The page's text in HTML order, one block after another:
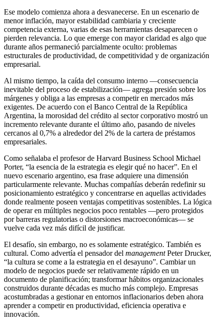
Ese modelo comienza ahora a desvanecerse. En un escenario de
menor inflación, mayor estabilidad cambiaria y creciente
competencia externa, varias de esas herramientas desaparecen o
pierden relevancia. Lo que emerge con mayor claridad es algo que
durante años permaneció parcialmente oculto: problemas
estructurales de productividad, de competitividad y de organización
empresarial.
Al mismo tiempo, la caída del consumo interno —consecuencia
inevitable del proceso de estabilización— agrega presión sobre los
márgenes y obliga a las empresas a competir en mercados más
exigentes. De acuerdo con el Banco Central de la República
Argentina, la morosidad del crédito al sector corporativo mostró un
incremento relevante durante el último año, pasando de niveles
cercanos al 0,7% a alrededor del 2% de la cartera de préstamos
empresariales.
Como señalaba el profesor de Harvard Business School Michael
Porter, “la esencia de la estrategia es elegir qué no hacer”. En el
nuevo escenario argentino, esa frase adquiere una dimensión
particularmente relevante. Muchas compañías deberán redefinir su
posicionamiento estratégico y concentrarse en aquellas actividades
donde realmente poseen ventajas competitivas sostenibles. La lógica
de operar en múltiples negocios poco rentables —pero protegidos
por barreras regulatorias o distorsiones macroeconómicas— se
vuelve cada vez más difícil de justificar.
El desafío, sin embargo, no es solamente estratégico. También es
cultural. Como advertía el pensador del managementPeter Drucker,
“la cultura se come a la estrategia en el desayuno”. Cambiar un
modelo de negocios puede ser relativamente rápido en un
documento de planificación; transformar hábitos organizacionales
construidos durante décadas es mucho más complejo. Empresas
acostumbradas a gestionar en entornos inflacionarios deben ahora
aprender a competir en productividad, eficiencia operativa e
innovación.